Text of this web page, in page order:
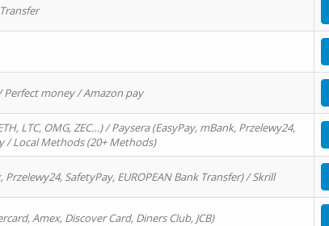
money / Amazon pay
LTC, OMG, ZEC…) / Paysera (EasyPay, mBank, Przelewy24,
/ Local Methods (20+ Methods)
SafetyPay, EUROPEAN Bank Transfer) / Skrill
Amex, Discover Card, Diners Club, JCB)